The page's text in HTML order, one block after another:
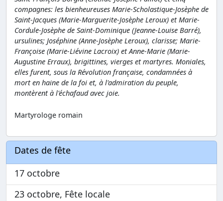
compagnes: les bienheureuses Marie-Scholastique-Josèphe de
Saint-Jacques (Marie-Marguerite-Josèphe Leroux) et Marie-
Cordule-Josèphe de Saint-Dominique (Jeanne-Louise Barré),
ursulines; Joséphine (Anne-Josèphe Leroux), clarisse; Marie-
Françoise (Marie-Liévine Lacroix) et Anne-Marie (Marie-
Augustine Erraux), brigittines, vierges et martyres. Moniales,
elles furent, sous la Révolution française, condamnées à
mort en haine de la foi et, à l'admiration du peuple,
montèrent à l'échafaud avec joie.
Martyrologe romain
Dates de fête
17 octobre
23 octobre, Fête locale